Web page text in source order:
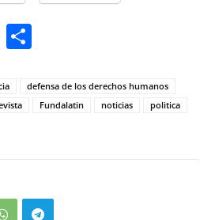
Email
defensa de los derechos humanos
Fundalatin noticias
politica